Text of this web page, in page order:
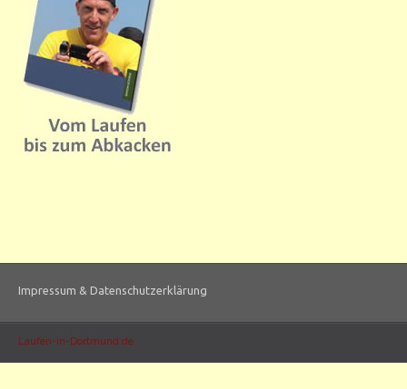
Impressum & Datenschutzerklärung
Laufen-in-Dortmund.de